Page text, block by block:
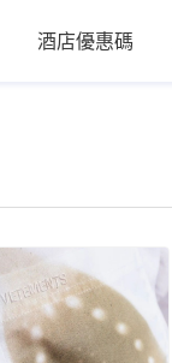
酒店優惠碼